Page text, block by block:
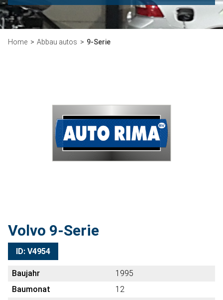
Home Abbau autos 9-Serie
Volvo 9-Serie
ID: V4954
Baujahr
1995
Baumonat
12